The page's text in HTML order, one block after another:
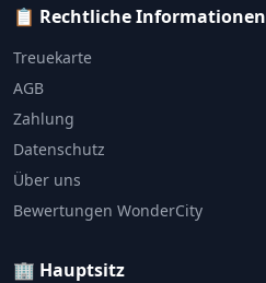
📋 Rechtliche Informationen
Treuekarte
AGB
Zahlung
Datenschutz
Über uns
Bewertungen WonderCity
🏢 Hauptsitz